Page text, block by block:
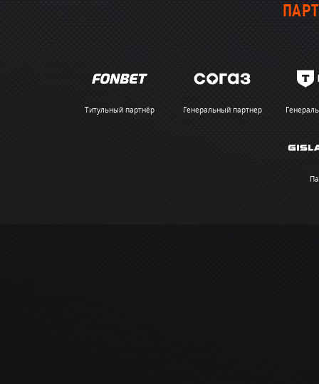
Титульный партнёр Генеральный партнер